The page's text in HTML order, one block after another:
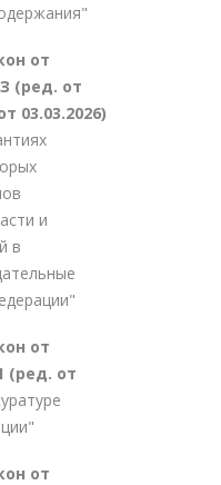
от
(ред. от
03.03.2026)
и
в
от
(ред. от
от